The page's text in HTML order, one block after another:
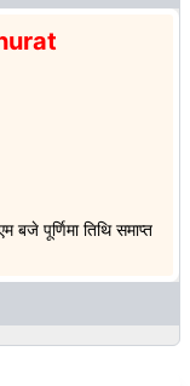
बजे पूर्णिमा तिथि समाप्त